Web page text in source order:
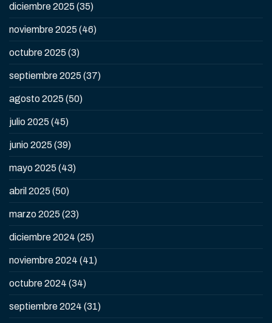
diciembre 2025 (35)
noviembre 2025 (46)
octubre 2025 (3)
septiembre 2025 (37)
agosto 2025 (50)
julio 2025 (45)
junio 2025 (39)
mayo 2025 (43)
abril 2025 (50)
marzo 2025 (23)
diciembre 2024 (25)
noviembre 2024 (41)
octubre 2024 (34)
septiembre 2024 (31)